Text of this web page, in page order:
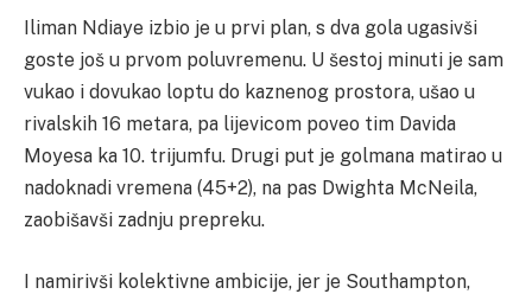
Iliman Ndiaye izbio je u prvi plan, s dva gola ugasivši
goste još u prvom poluvremenu. U šestoj minuti je sam
vukao i dovukao loptu do kaznenog prostora, ušao u
rivalskih 16 metara, pa lijevicom poveo tim Davida
Moyesa ka 10. trijumfu. Drugi put je golmana matirao u
nadoknadi vremena (45+2), na pas Dwighta McNeila,
zaobišavši zadnju prepreku.
I namirivši kolektivne ambicije, jer je Southampton,